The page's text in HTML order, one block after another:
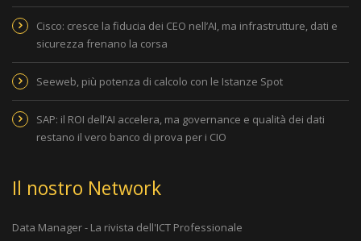
Cisco: cresce la fiducia dei CEO nell’AI, ma infrastrutture, dati e
sicurezza frenano la corsa
Seeweb, più potenza di calcolo con le Istanze Spot
SAP: il ROI dell’AI accelera, ma governance e qualità dei dati
restano il vero banco di prova per i CIO
Il nostro Network
Data Manager - La rivista dell'ICT Professionale